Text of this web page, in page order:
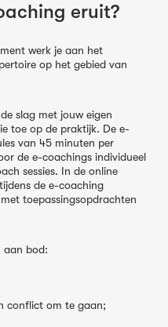
eruit?
werk je aan het
op het gebied van
slag met jouw eigen
toe op de praktijk. De e-
van 45 minuten per
de e-coachings individueel
sessies. In de online
de e-coaching
toepassingsopdrachten
aan bod:
conflict om te gaan;